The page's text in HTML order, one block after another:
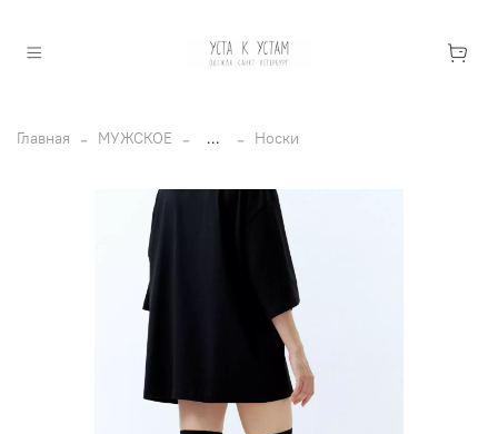
Главная МУЖСКОЕ ... Носки